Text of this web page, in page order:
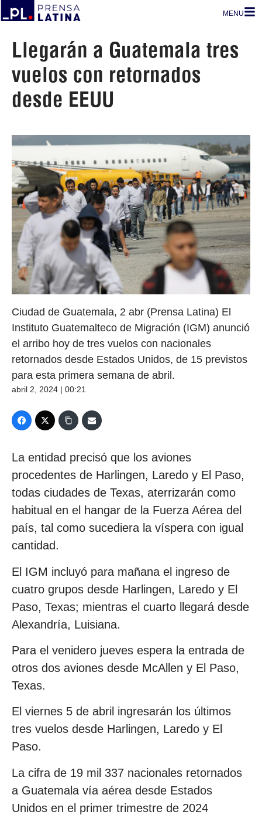
MENU
Llegarán a Guatemala tres
vuelos con retornados
desde EEUU
Ciudad de Guatemala, 2 abr (Prensa Latina) El
Instituto Guatemalteco de Migración (IGM) anunció
el arribo hoy de tres vuelos con nacionales
retornados desde Estados Unidos, de 15 previstos
para esta primera semana de abril.
abril 2, 2024 | 00:21
La entidad precisó que los aviones
procedentes de Harlingen, Laredo y El Paso,
todas ciudades de Texas, aterrizarán como
habitual en el hangar de la Fuerza Aérea del
país, tal como sucediera la víspera con igual
cantidad.
El IGM incluyó para mañana el ingreso de
cuatro grupos desde Harlingen, Laredo y El
Paso, Texas; mientras el cuarto llegará desde
Alexandría, Luisiana.
Para el venidero jueves espera la entrada de
otros dos aviones desde McAllen y El Paso,
Texas.
El viernes 5 de abril ingresarán los últimos
tres vuelos desde Harlingen, Laredo y El
Paso.
La cifra de 19 mil 337 nacionales retornados
a Guatemala vía aérea desde Estados
Unidos en el primer trimestre de 2024